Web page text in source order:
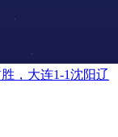
，大连1-1沈阳辽